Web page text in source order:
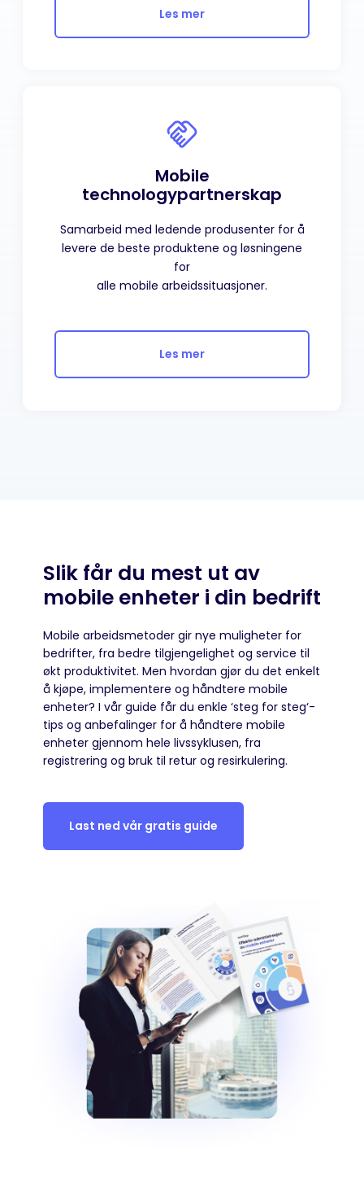
Les mer
Mobile
technologypartnerskap
Samarbeid med ledende produsenter for å
levere de beste produktene og løsningene
for
alle mobile arbeidssituasjoner.
Les mer
Slik får du mest ut av
mobile enheter i din bedrift
Mobile arbeidsmetoder gir nye muligheter for
bedrifter, fra bedre tilgjengelighet og service til
økt produktivitet. Men hvordan gjør du det enkelt
å kjøpe, implementere og håndtere mobile
enheter? I vår guide får du enkle ‘steg for steg‘-
tips og anbefalinger for å håndtere mobile
enheter gjennom hele livssyklusen, fra
registrering og bruk til retur og resirkulering.
Last ned vår gratis guide